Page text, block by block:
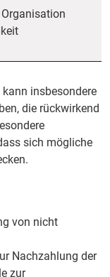
insbesondere
die rückwirkend
sich mögliche
von nicht
Nachzahlung der
zur